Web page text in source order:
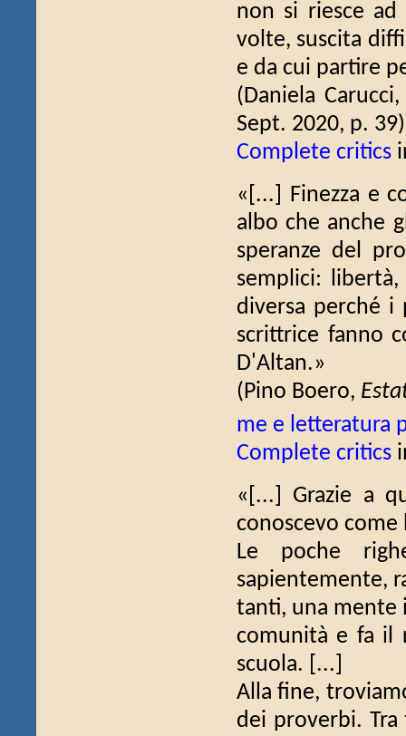
non si riesce
volte, suscita
e da cui partire
(Daniela
Sept. 2020, p. 39)
Complete critics
«[...] Finezza e
albo che anche
speranze del
semplici:
diversa perché i
scrittrice fanno
D'Altan.»
(Pino Boero,
me e letteratura
Complete critics
«[...] Grazie a
conoscevo
Le poche
sapientemente,
tanti, una mente
comunità e fa il
scuola. [...]
Alla fine,
dei proverbi.